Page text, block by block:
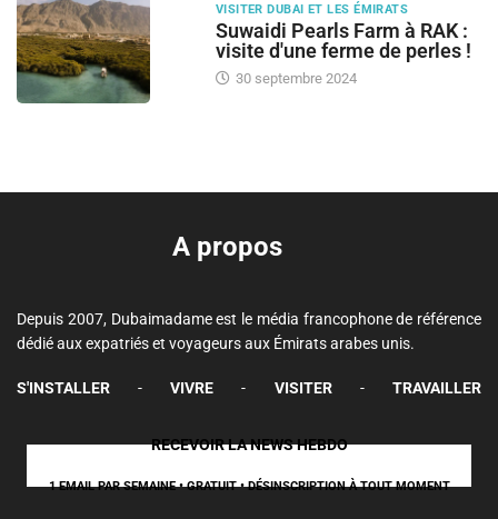
VISITER DUBAI ET LES ÉMIRATS
Suwaidi Pearls Farm à RAK :
visite d'une ferme de perles !
30 septembre 2024
A propos
Depuis 2007, Dubaimadame est le média francophone de référence
dédié aux expatriés et voyageurs aux Émirats arabes unis.
S'INSTALLER - VIVRE - VISITER - TRAVAILLER
RECEVOIR LA NEWS HEBDO
1 EMAIL PAR SEMAINE • GRATUIT • DÉSINSCRIPTION À TOUT MOMENT